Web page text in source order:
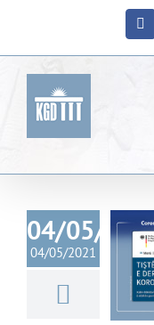
04/05/
04/05/2021
Information
auch auf